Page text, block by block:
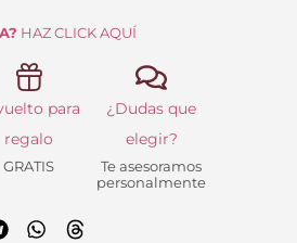
HAZ CLICK AQUÍ
para
regalo
GRATIS
¿Dudas que
elegir?
Te asesoramos
personalmente